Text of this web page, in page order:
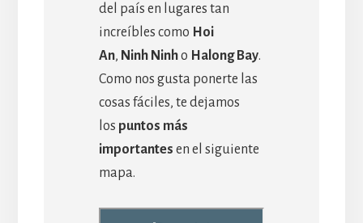
del país en lugares tan
increíbles como Hoi
An, Ninh Ninho Halong Bay.
Como nos gusta ponerte las
cosas fáciles, te dejamos
los puntos más
importantes en el siguiente
mapa.